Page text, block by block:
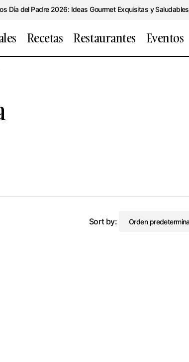
Día del Padre 2026: Ideas Gourmet Exquisitas y Saludables
Recetas Restaurantes Eventos
Sort by: